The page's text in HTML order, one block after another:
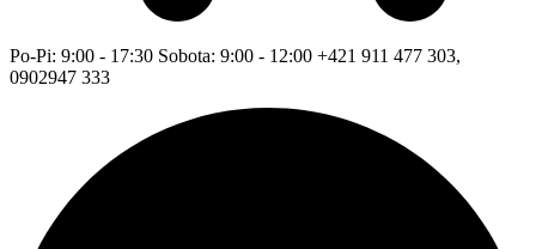
Po-Pi: 9:00 - 17:30 Sobota: 9:00 - 12:00 +421 911 477 303,
0902947 333